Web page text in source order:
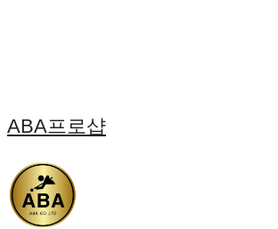
ABA프로샵